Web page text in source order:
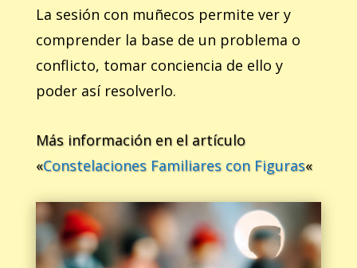
La sesión con muñecos permite ver y
comprender la base de un problema o
conflicto, tomar conciencia de ello y
poder así resolverlo.
Más información en el artículo
«Constelaciones Familiares con Figuras«